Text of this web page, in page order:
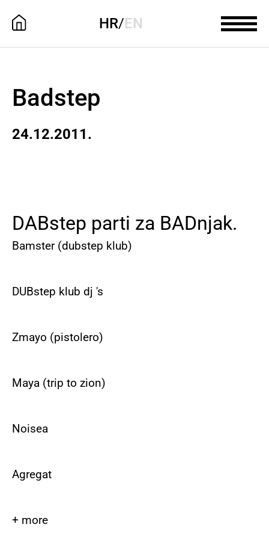
HR/EN
Badstep
24.12.2011.
DABstep parti za BADnjak.
Bamster (dubstep klub)
DUBstep klub dj 's
Zmayo (pistolero)
Maya (trip to zion)
Noisea
Agregat
+ more